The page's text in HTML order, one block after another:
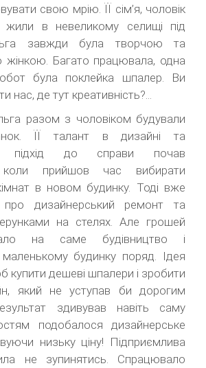
свою мрію. ЇЇ сім’я, чоловік
жили в невеликому селищі під
завжди була творчою та
жінкою. Багато працювала, одна
була поклейка шпалер. Ви
нас, де тут креативність?...
разом з чоловіком будували
ЇЇ талант в дизайні та
підхід до справи почав
коли прийшов час вибирати
в новом будинку. Тоді вже
про дизайнерський ремонт та
на стелях. Але грошей
на саме будівництво і
будинку поряд. Ідея
купити дешеві шпалери і зробити
який не уступав би дорогим
здивував навіть саму
подобалося дизайнерське
низьку ціну! Підприємлива
не зупинятись. Спрацювало